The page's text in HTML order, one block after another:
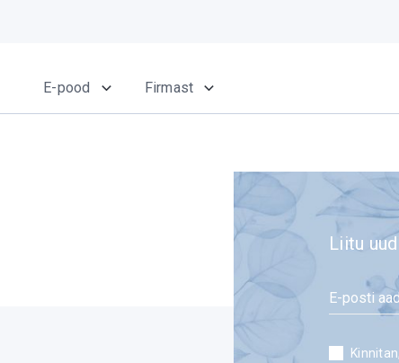
E-pood Firmast
Liitu
email
Consent